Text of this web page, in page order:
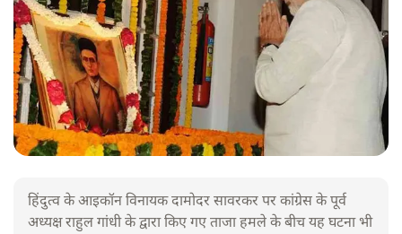
हिंदुत्व के आइकॉन विनायक दामोदर सावरकर पर कांग्रेस के पूर्व
अध्यक्ष राहुल गांधी के द्वारा किए गए ताजा हमले के बीच यह घटना भी